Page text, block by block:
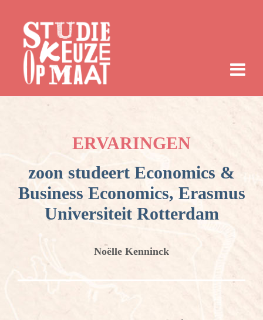
ERVARINGEN
zoon studeert Economics &
Business Economics, Erasmus
Universiteit Rotterdam
Noëlle Kenninck